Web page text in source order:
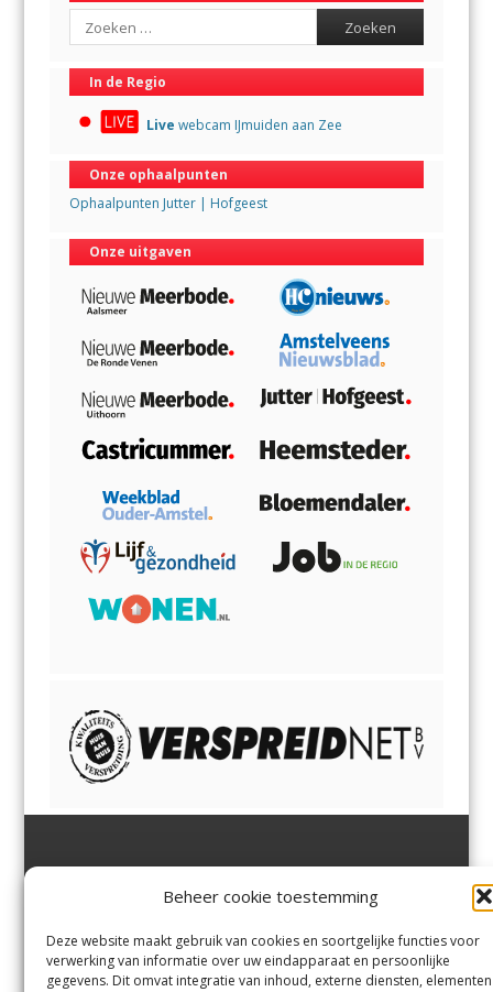
Beheer cookie toestemming
Deze website maakt gebruik van cookies en soortgelijke functies voor
verwerking van informatie over uw eindapparaat en persoonlijke
gegevens. Dit omvat integratie van inhoud, externe diensten, elementen
Search
In de Regio
Live webcam IJmuiden aan Zee
Onze ophaalpunten
Ophaalpunten Jutter | Hofgeest
Onze uitgaven
Margadantstraat 34
0255-533900
info@jutter.nlofinfo@hofgee
st.nl
Velserbroek,Velsen-Zuid,
Zuid,Driehuisen
Spaarnwoude.